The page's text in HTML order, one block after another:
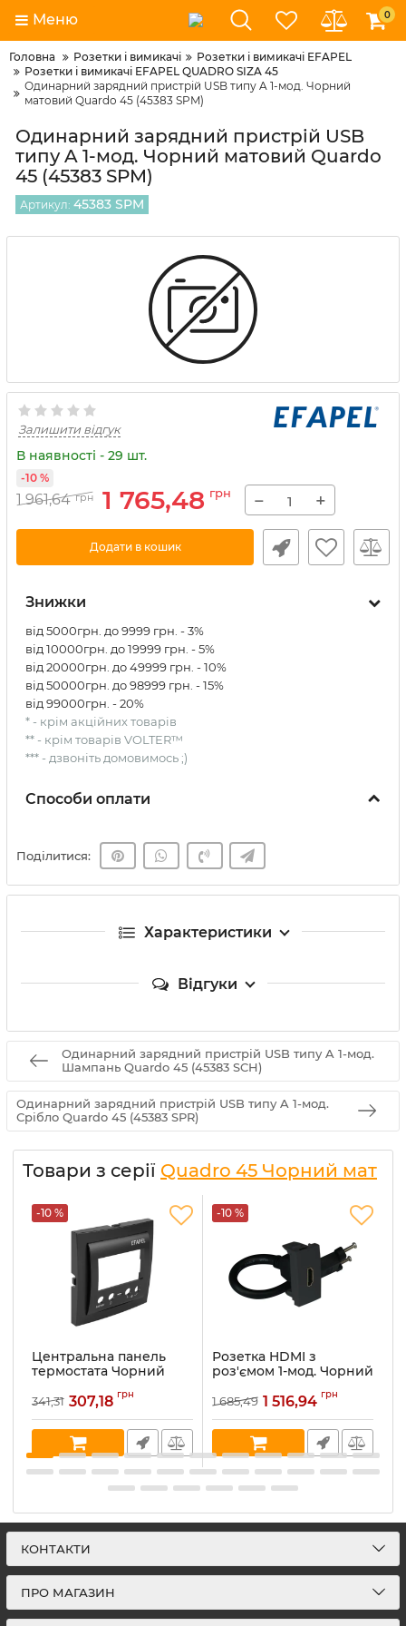
Меню 0
Головна Розетки і вимикачі
Розетки і вимикачі EFAPEL
Розетки і вимикачі EFAPEL QUADRO SIZA 45
Одинарний зарядний пристрій USB типу A 1-мод. Чорний
матовий Quardo 45 (45383 SPM)
Одинарний зарядний пристрій USB
типу A 1-мод. Чорний матовий Quardo
45 (45383 SPM)
Артикул: 45383 SPM
Залишити відгук
В наявності - 29 шт.
1 961,64 грн 1 765,48 грн
-10 %
− +
Додати в кошик
Знижки
від 5000грн. до 9999 грн. - 3%
від 10000грн. до 19999 грн. - 5%
від 20000грн. до 49999 грн. - 10%
від 50000грн. до 98999 грн. - 15%
від 99000грн. - 20%
* - крім акційних товарів
** - крім товарів VOLTER™
*** - дзвоніть домовимось ;)
Способи оплати
Поділитися:
Характеристики
Відгуки
Одинарний зарядний пристрій USB типу A 1-мод.
Шампань Quardo 45 (45383 SCH)
Одинарний зарядний пристрій USB типу A 1-мод.
Срібло Quardo 45 (45383 SPR)
Товари з серії Quadro 45 Чорний мат
-10 %
Центральна панель
термостата Чорний
Артикул:90748 TPM
В наявності:50
341,31 307,18 грн
-10 %
Розетка HDMI з
роз'ємом 1-мод. Чорний
(45435 SPM)
Артикул:45435 SPM
В наявності:
1 685,49 1 516,94 грн
КОНТАКТИ
ПРО МАГАЗИН